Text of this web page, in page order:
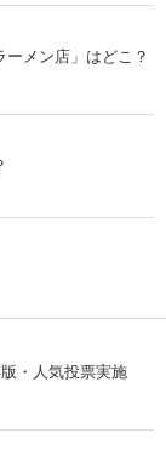
メン店」はどこ？
・人気投票実施